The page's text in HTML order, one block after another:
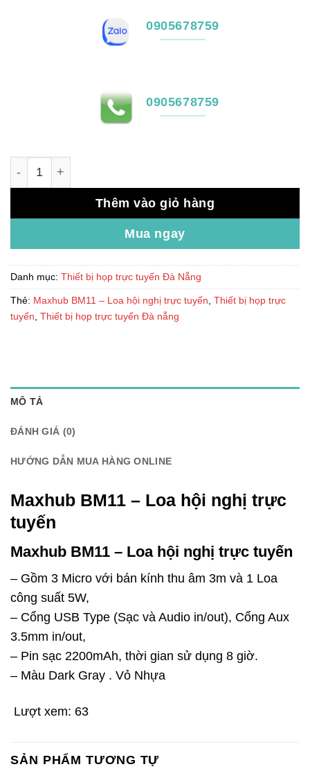
0905678759
0905678759
Thêm vào giỏ hàng
Mua ngay
Danh mục: Thiết bị họp trực tuyến Đà Nẵng
Thẻ: Maxhub BM11 – Loa hội nghị trực tuyến, Thiết bị họp trực
tuyến, Thiết bị họp trực tuyến Đà nẵng
MÔ TẢ
ĐÁNH GIÁ (0)
HƯỚNG DẪN MUA HÀNG ONLINE
Maxhub BM11 – Loa hội nghị trực
tuyến
Maxhub BM11 – Loa hội nghị trực tuyến
– Gồm 3 Micro với bán kính thu âm 3m và 1 Loa
công suất 5W,
– Cổng USB Type (Sạc và Audio in/out), Cổng Aux
3.5mm in/out,
– Pin sạc 2200mAh, thời gian sử dụng 8 giờ.
– Màu Dark Gray . Vỏ Nhựa
Lượt xem: 63
SẢN PHẨM TƯƠNG TỰ